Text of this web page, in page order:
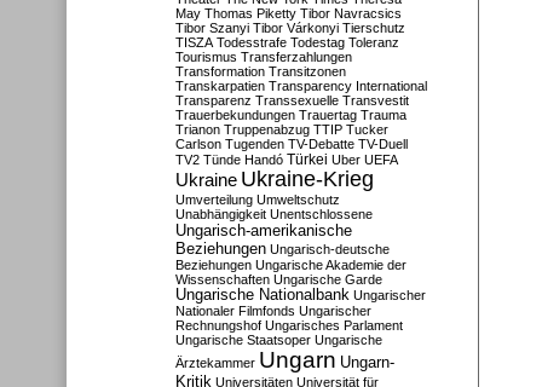
May Thomas Piketty Tibor Navracsics
Tibor Szanyi Tibor Várkonyi Tierschutz
TISZA Todesstrafe Todestag Toleranz
Tourismus Transferzahlungen
Transformation Transitzonen
Transkarpatien Transparency International
Transparenz Transsexuelle Transvestit
Trauerbekundungen Trauertag Trauma
Trianon Truppenabzug TTIP Tucker
Carlson Tugenden TV-Debatte TV-Duell
TV2 Tünde Handó Türkei Uber UEFA
Ukraine Ukraine-Krieg
Umverteilung Umweltschutz
Unabhängigkeit Unentschlossene
Ungarisch-amerikanische
Beziehungen Ungarisch-deutsche
Beziehungen Ungarische Akademie der
Wissenschaften Ungarische Garde
Ungarische Nationalbank Ungarischer
Nationaler Filmfonds Ungarischer
Rechnungshof Ungarisches Parlament
Ungarische Staatsoper Ungarische
Ärztekammer Ungarn Ungarn-
Kritik Universitäten Universität für